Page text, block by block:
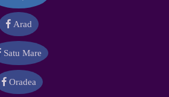
Arad
Satu Mare
Oradea